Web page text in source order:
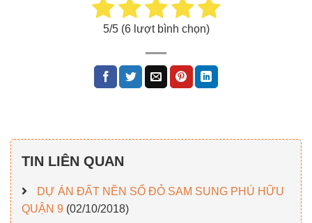
5/5 (6lượt bình chọn)
TIN LIÊN QUAN
DỰ ÁN ĐẤT NỀN SỔ ĐỎ SAM SUNG PHÚ HỮU
QUẬN 9 (02/10/2018)